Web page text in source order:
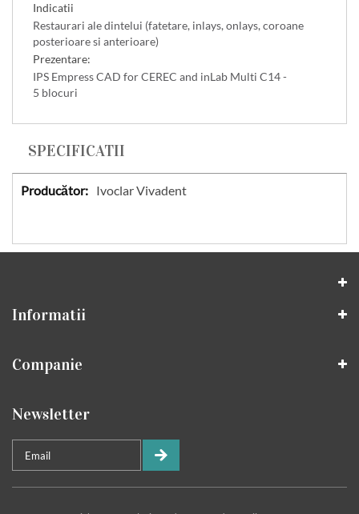
Indicatii
Restaurari ale dintelui (fatetare, inlays, onlays, coroane
posterioare si anterioare)
Prezentare:
IPS Empress CAD for CEREC and inLab Multi C14 -
5 blocuri
SPECIFICATII
Specificatii Ivoclar Vivadent
Informatii
Companie
Newsletter